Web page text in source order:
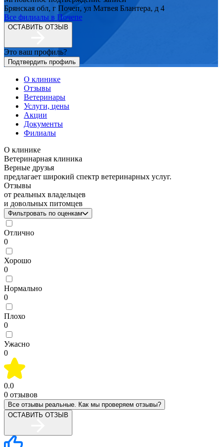
Брянская обл, г Почеп, ул Матвея Блантера, д 4
Все филиалы в Почепе
ОСТАВИТЬ ОТЗЫВ
Это ваш профиль?
Подтвердить профиль
О клинике
Отзывы
Ветеринары
Услуги, цены
Акции
Документы
Филиалы
О клинике
Ветеринарная клиника
Верные друзья
предлагает широкий спектр ветеринарных услуг.
Отзывы
от реальных владельцев
и довольных питомцев
Фильтровать по оценкам
Отлично
0
Хорошо
0
Нормально
0
Плохо
0
Ужасно
0
0.0
0 отзывов
Все отзывы реальные. Как мы проверяем отзывы?
ОСТАВИТЬ ОТЗЫВ